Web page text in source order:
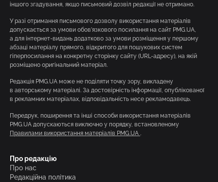
іншого згадування, якщо письмовий дозвіл редакції не отримано.
У разі отримання письмового дозволу використання матеріалів
допускається за умови обов’язкового посилання на сайт PMG.UA,
а для інтернет-видань додатково за умови розміщення у першому
абзаці матеріалу прямого, відкритого для пошукових систем
гіперпосилання на конкретну сторінку сайту (URL-адресу), на якій
розміщено оригінальний матеріал.
Редакція PMG.UA може не поділяти точку зору, викладену
в авторському матеріалі. За достовірність інформації, опублікованої
в рекламних матеріалах, відповідальність несе рекламодавець.
Передрук, поширення та інші способи використання матеріалів
PMG.UA допускаються виключно у порядку, встановленому
Правилами використання матеріалів PMG.UA .
Про редакцію
Про нас
Редакційна політика